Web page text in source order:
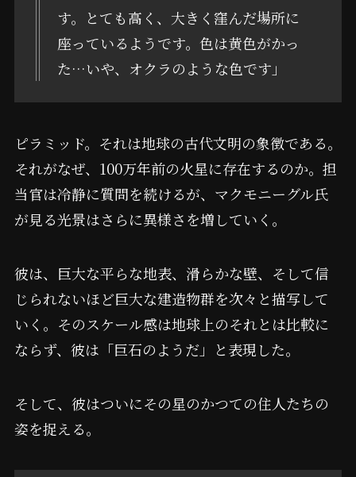
す。とても高く、大きく窪んだ場所に
座っているようです。色は黄色がかっ
た…いや、オクラのような色です」
ピラミッド。それは地球の古代文明の象徴である。
それがなぜ、100万年前の火星に存在するのか。担
当官は冷静に質問を続けるが、マクモニーグル氏
が見る光景はさらに異様さを増していく。
彼は、巨大な平らな地表、滑らかな壁、そして信
じられないほど巨大な建造物群を次々と描写して
いく。そのスケール感は地球上のそれとは比較に
ならず、彼は「巨石のようだ」と表現した。
そして、彼はついにその星のかつての住人たちの
姿を捉える。